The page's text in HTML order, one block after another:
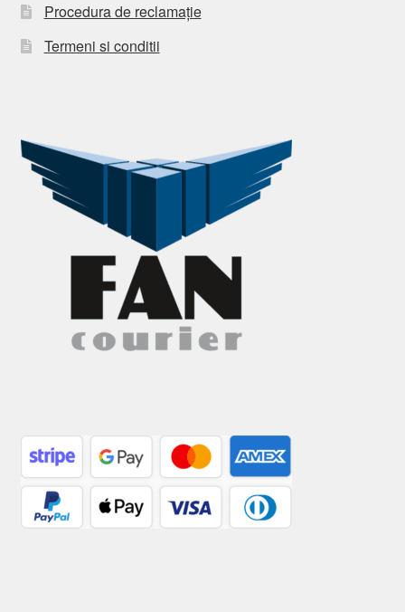
Procedura de reclamație
Termeni si conditii